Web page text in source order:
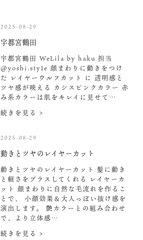
2025-08-29
宇都宮鶴田
宇都宮鶴田 WeLila by haku 担当
@yoshi.sty1e 顔まわりに動きをつけ
た レイヤーウルフカット に 透明感と
ツヤ感が映える カシスピンクカラー 赤
み系カラーは肌をキレイに見せて…
続きを見る >
2025-08-29
動きとツヤのレイヤーカット‍
動きとツヤのレイヤーカット‍ 髪に動き
と軽さをプラスしてくれる レイヤーカ
ット 顔まわりに自然な毛流れを作るこ
とで、 小顔効果＆大人っぽい抜け感を
演出します。 艶カラーとの組み合わせ
で、より立体感…
続きを見る >